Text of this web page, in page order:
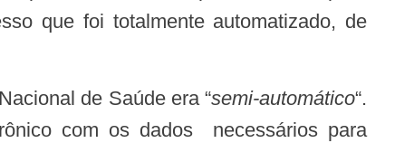
que foi totalmente automatizado, de
de Saúde era “semi-automático“.
com os dados necessários para